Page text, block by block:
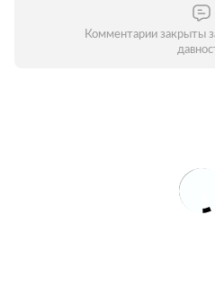
Комментарии закрыты